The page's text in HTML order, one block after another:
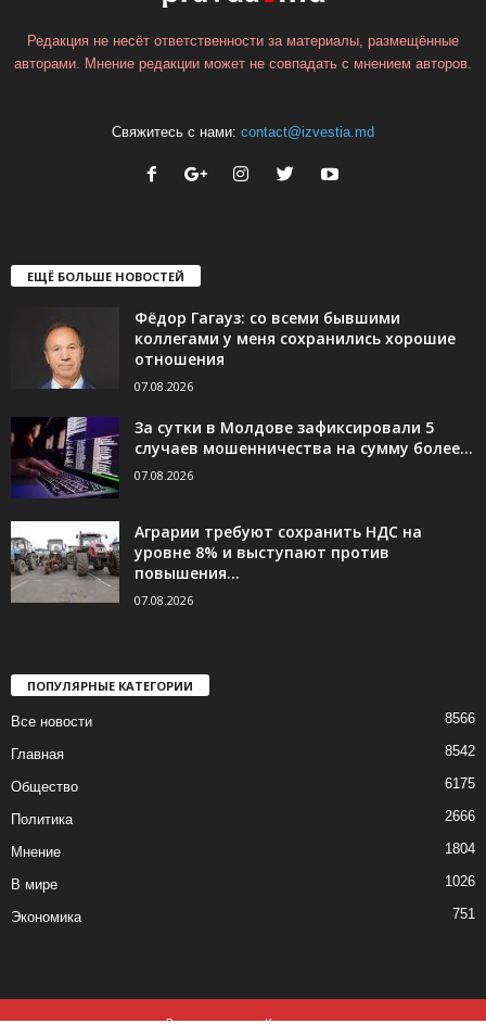
Редакция не несёт ответственности за материалы, размещённые
авторами. Мнение редакции может не совпадать с мнением авторов.
Свяжитесь с нами: contact@izvestia.md
ЕЩЁ БОЛЬШЕ НОВОСТЕЙ
Фёдор Гагауз: со всеми бывшими
коллегами у меня сохранились хорошие
отношения
07.08.2026
За сутки в Молдове зафиксировали 5
случаев мошенничества на сумму более...
07.08.2026
Аграрии требуют сохранить НДС на
уровне 8% и выступают против
повышения...
07.08.2026
ПОПУЛЯРНЫЕ КАТЕГОРИИ
Все новости 8566
Главная 8542
Общество 6175
Политика 2666
Мнение 1804
В мире 1026
Экономика 751